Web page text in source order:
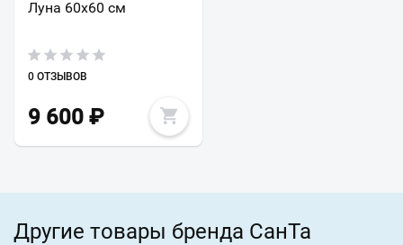
Луна 60х60 см
0 ОТЗЫВОВ
9 600 ₽
Другие товары бренда СанТа